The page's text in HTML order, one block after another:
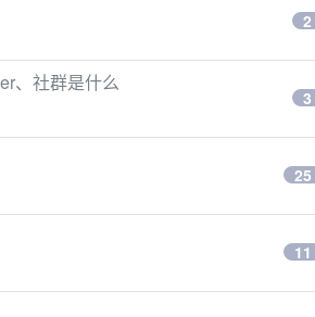
2
、社群是什么
3
25
11